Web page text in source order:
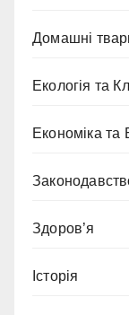
Домашні
Екологія та
Економіка та
Здоров’я
Історія